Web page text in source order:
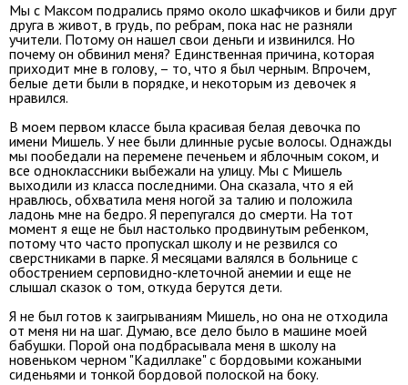
Мы с Максом подрались прямо около шкафчиков и били друг
друга в живот, в грудь, по ребрам, пока нас не разняли
учители. Потому он нашел свои деньги и извинился. Но
почему он обвинил меня? Единственная причина, которая
приходит мне в голову, – то, что я был черным. Впрочем,
белые дети были в порядке, и некоторым из девочек я
нравился.
В моем первом классе была красивая белая девочка по
имени Мишель. У нее были длинные русые волосы. Однажды
мы пообедали на перемене печеньем и яблочным соком, и
все одноклассники выбежали на улицу. Мы с Мишель
выходили из класса последними. Она сказала, что я ей
нравлюсь, обхватила меня ногой за талию и положила
ладонь мне на бедро. Я перепугался до смерти. На тот
момент я еще не был настолько продвинутым ребенком,
потому что часто пропускал школу и не резвился со
сверстниками в парке. Я месяцами валялся в больнице с
обострением серповидно-клеточной анемии и еще не
слышал сказок о том, откуда берутся дети.
Я не был готов к заигрываниям Мишель, но она не отходила
от меня ни на шаг. Думаю, все дело было в машине моей
бабушки. Порой она подбрасывала меня в школу на
новеньком черном "Кадиллаке" с бордовыми кожаными
сиденьями и тонкой бордовой полоской на боку.